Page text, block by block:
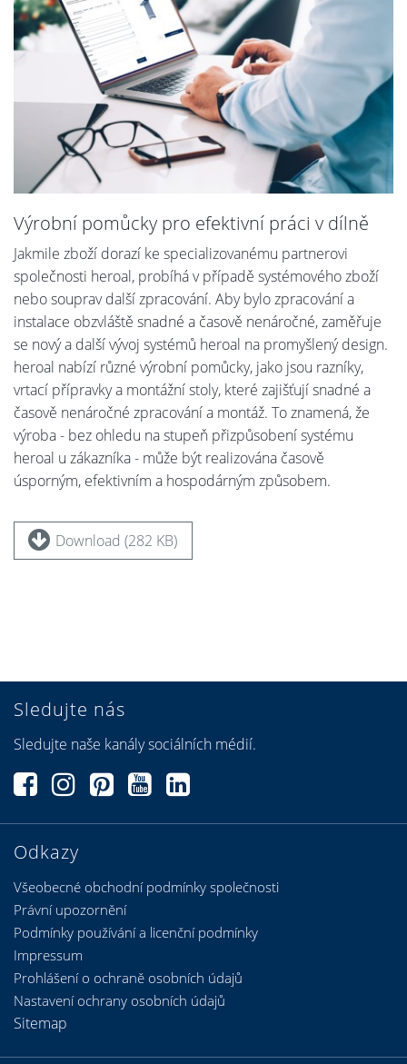
Výrobní pomůcky pro efektivní práci v dílně
Jakmile zboží dorazí ke specializovanému partnerovi
společnosti heroal, probíhá v případě systémového zboží
nebo souprav další zpracování. Aby bylo zpracování a
instalace obzvláště snadné a časově nenáročné, zaměřuje
se nový a další vývoj systémů heroal na promyšlený design.
heroal nabízí různé výrobní pomůcky, jako jsou razníky,
vrtací přípravky a montážní stoly, které zajišťují snadné a
časově nenáročné zpracování a montáž. To znamená, že
výroba - bez ohledu na stupeň přizpůsobení systému
heroal u zákazníka - může být realizována časově
úsporným, efektivním a hospodárným způsobem.
Download (282 KB)
Odkazy
Všeobecné obchodní podmínky společnosti
Právní upozornění
Podmínky používání a licenční podmínky
Sledujte nás
Sledujte naše kanály sociálních médií.
Impressum
Prohlášení o ochraně osobních údajů
Nastavení ochrany osobních údajů
Sitemap